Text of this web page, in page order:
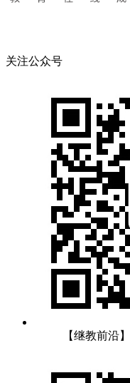
关注公众号
【继教前沿】